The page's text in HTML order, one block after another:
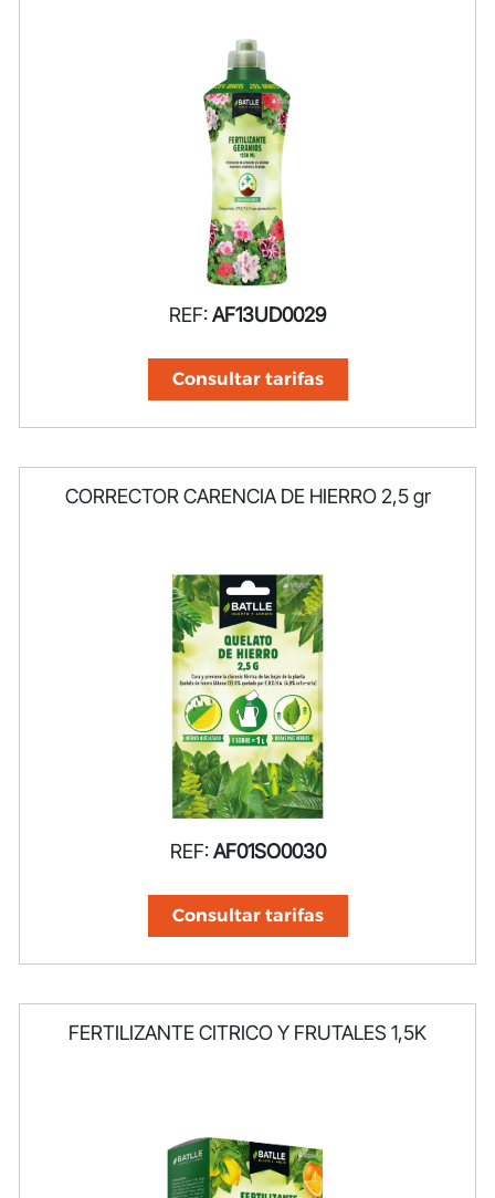
REF:AF13UD0029
Consultar tarifas
CORRECTOR CARENCIA DE HIERRO 2,5 gr
REF:AF01SO0030
Consultar tarifas
FERTILIZANTE CITRICO Y FRUTALES 1,5K